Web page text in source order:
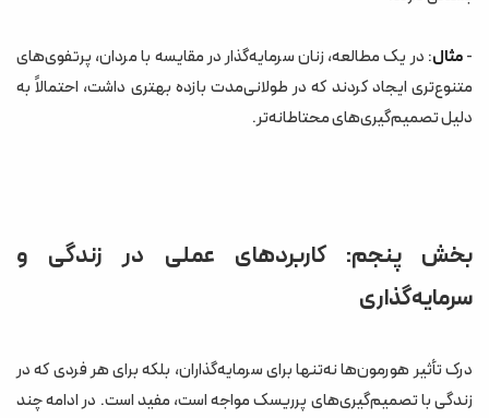
-مثال: در یک مطالعه، زنان سرمایه‌گذار در مقایسه با مردان، پرتفوی‌های
متنوع‌تری ایجاد کردند که در طولانی‌مدت بازده بهتری داشت، احتمالاً به
دلیل تصمیم‌گیری‌های محتاطانه‌تر.
بخش پنجم: کاربردهای عملی در زندگی و
سرمایه‌گذاری
درک تأثیر هورمون‌ها نه‌تنها برای سرمایه‌گذاران، بلکه برای هر فردی که در
زندگی با تصمیم‌گیری‌های پرریسک مواجه است، مفید است. در ادامه چند